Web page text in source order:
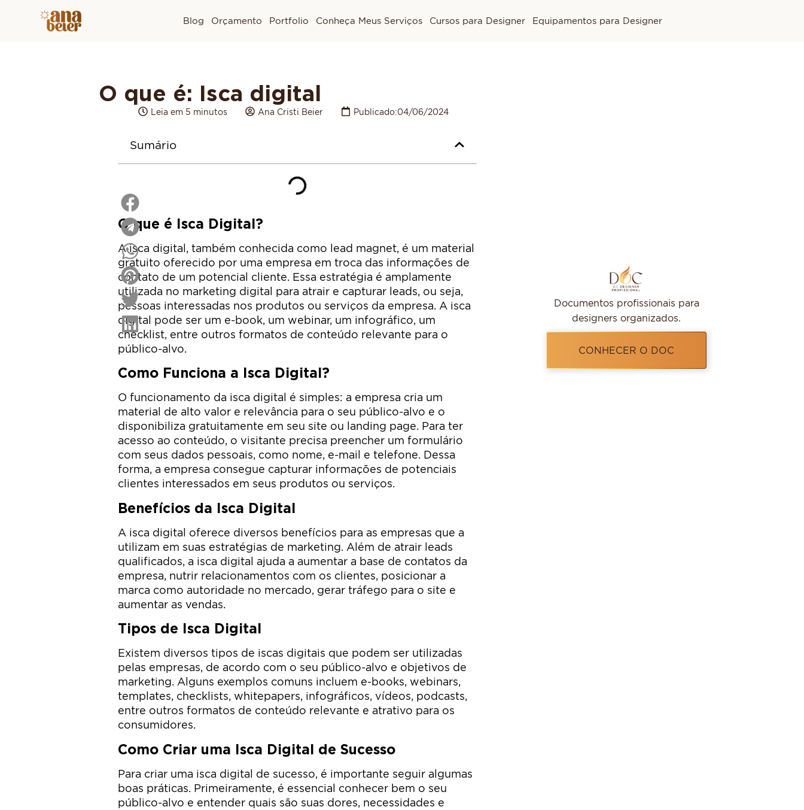
Blog Orçamento Portfolio Conheça Meus Serviços Cursos para Designer Equipamentos para Designer
O que é: Isca digital
Leia em 5 minutos Ana Cristi Beier Publicado:04/06/2024
Sumário
O que é Isca Digital?
A isca digital, também conhecida como lead magnet, é um material
gratuito oferecido por uma empresa em troca das informações de
contato de um potencial cliente. Essa estratégia é amplamente
utilizada no marketing digital para atrair e capturar leads, ou seja,
pessoas interessadas nos produtos ou serviços da empresa. A isca
digital pode ser um e-book, um webinar, um infográfico, um
checklist, entre outros formatos de conteúdo relevante para o
público-alvo.
Como Funciona a Isca Digital?
O funcionamento da isca digital é simples: a empresa cria um
material de alto valor e relevância para o seu público-alvo e o
disponibiliza gratuitamente em seu site ou landing page. Para ter
acesso ao conteúdo, o visitante precisa preencher um formulário
com seus dados pessoais, como nome, e-mail e telefone. Dessa
forma, a empresa consegue capturar informações de potenciais
clientes interessados em seus produtos ou serviços.
Benefícios da Isca Digital
A isca digital oferece diversos benefícios para as empresas que a
utilizam em suas estratégias de marketing. Além de atrair leads
qualificados, a isca digital ajuda a aumentar a base de contatos da
empresa, nutrir relacionamentos com os clientes, posicionar a
marca como autoridade no mercado, gerar tráfego para o site e
aumentar as vendas.
Tipos de Isca Digital
Existem diversos tipos de iscas digitais que podem ser utilizadas
pelas empresas, de acordo com o seu público-alvo e objetivos de
marketing. Alguns exemplos comuns incluem e-books, webinars,
templates, checklists, whitepapers, infográficos, vídeos, podcasts,
entre outros formatos de conteúdo relevante e atrativo para os
consumidores.
Como Criar uma Isca Digital de Sucesso
Para criar uma isca digital de sucesso, é importante seguir algumas
boas práticas. Primeiramente, é essencial conhecer bem o seu
público-alvo e entender quais são suas dores, necessidades e
Documentos profissionais para
designers organizados.
CONHECER O DOC